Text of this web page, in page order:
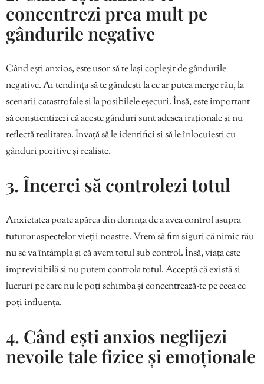
concentrezi prea mult pe
gândurile negative
Când ești anxios, este ușor să te lași copleșit de gândurile
negative. Ai tendința să te gândești la ce ar putea merge rău, la
scenarii catastrofale și la posibilele eșecuri. Însă, este important
să conștientizezi că aceste gânduri sunt adesea iraționale și nu
reflectă realitatea. Învață să le identifici și să le înlocuiești cu
gânduri pozitive și realiste.
3. Încerci să controlezi totul
Anxietatea poate apărea din dorința de a avea control asupra
tuturor aspectelor vieții noastre. Vrem să fim siguri că nimic rău
nu se va întâmpla și că avem totul sub control. Însă, viața este
imprevizibilă și nu putem controla totul. Acceptă că există și
lucruri pe care nu le poți schimba și concentrează-te pe ceea ce
poți influența.
4. Când ești anxios neglijezi
nevoile tale fizice și emoționale